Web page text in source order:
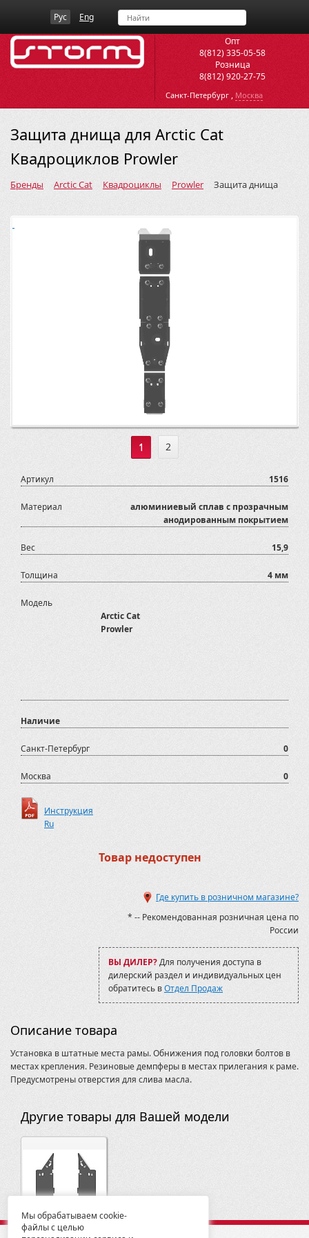
Рус Eng
Опт
8(812) 335-05-58
Розница
8(812) 920-27-75
Санкт-Петербург , Москва
Защита днища для Arctic Cat
Квадроциклов Prowler
Бренды Arctic Cat Квадроциклы Prowler Защита днища
1 2
Артикул 1516
Материал
алюминиевый сплав с прозрачным
анодированным покрытием
Вес 15,9
Толщина 4 мм
Модель
Arctic Cat
Prowler
Наличие
Санкт-Петербург 0
Москва 0
Инструкция
Ru
Товар недоступен
Где купить в розничном магазине?
* -- Рекомендованная розничная цена по
России
ВЫ ДИЛЕР?Для получения доступа в
дилерский раздел и индивидуальных цен
обратитесь вОтдел Продаж
Описание товара
Установка в штатные места рамы. Обнижения под головки болтов в
местах крепления. Резиновые демпферы в местах прилегания к раме.
Предусмотрены отверстия для слива масла.
Другие товары для Вашей модели
Мы обрабатываем cookie-
файлы с целью